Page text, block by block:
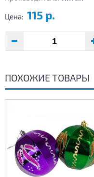
Цена: 115 р.
ПОХОЖИЕ ТОВАРЫ